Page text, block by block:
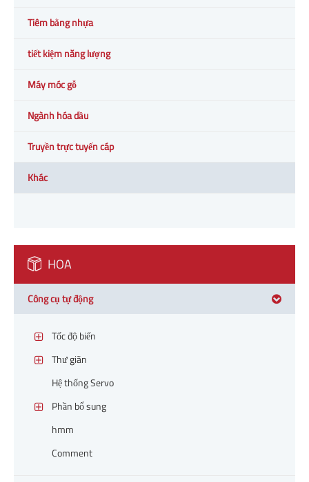
Tiêm bằng nhựa
tiết kiệm năng lượng
Máy móc gỗ
Ngành hóa dầu
Truyền trực tuyến cáp
Khác
HOA
Công cụ tự động
Tốc độ biến
Thư giãn
Hệ thống Servo
Phần bổ sung
hmm
Comment